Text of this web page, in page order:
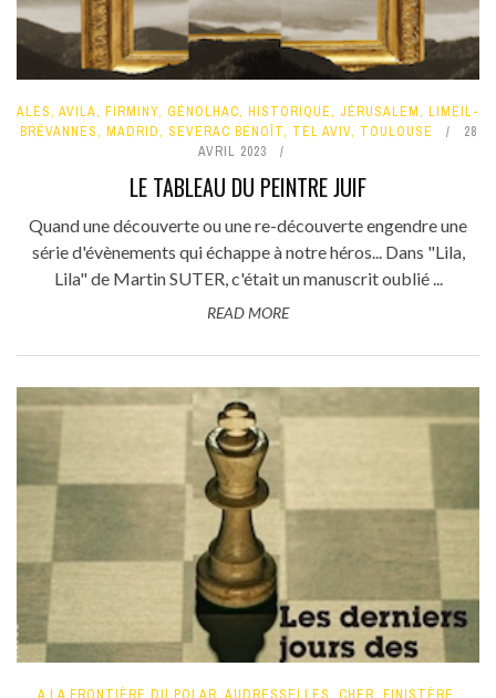
ALÈS, AVILA, FIRMINY, GÉNOLHAC, HISTORIQUE, JÉRUSALEM, LIMEIL-
BRÉVANNES, MADRID, SEVERAC BENOÎT, TEL AVIV, TOULOUSE
28
AVRIL 2023
LE TABLEAU DU PEINTRE JUIF
Quand une découverte ou une re-découverte engendre une
série d'évènements qui échappe à notre héros... Dans "Lila,
Lila" de Martin SUTER, c'était un manuscrit oublié ...
READ MORE